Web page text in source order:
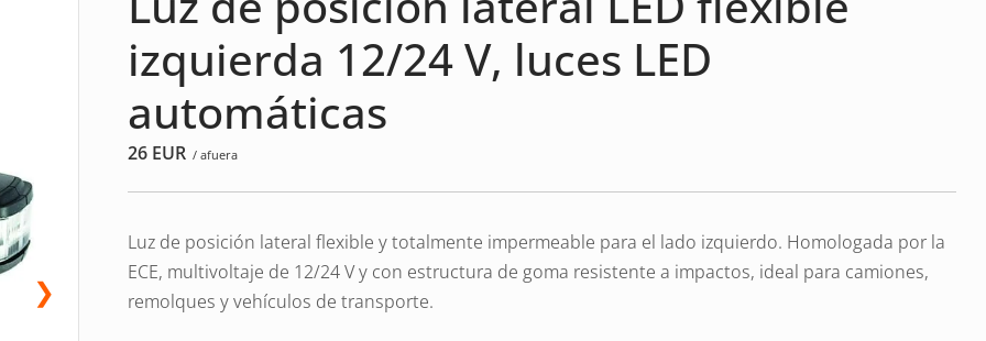
❯
izquierda 12/24 V, luces LED
automáticas
26 EUR / afuera
Luz de posición lateral flexible y totalmente impermeable para el lado izquierdo. Homologada por la
ECE, multivoltaje de 12/24 V y con estructura de goma resistente a impactos, ideal para camiones,
remolques y vehículos de transporte.